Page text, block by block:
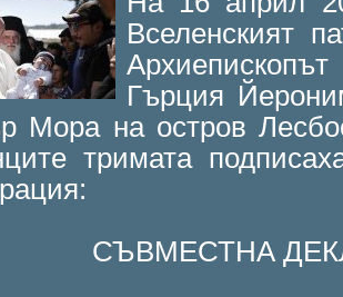
Вселенският
Гърция
Мора на остров
тримата
СЪВМЕСТНА